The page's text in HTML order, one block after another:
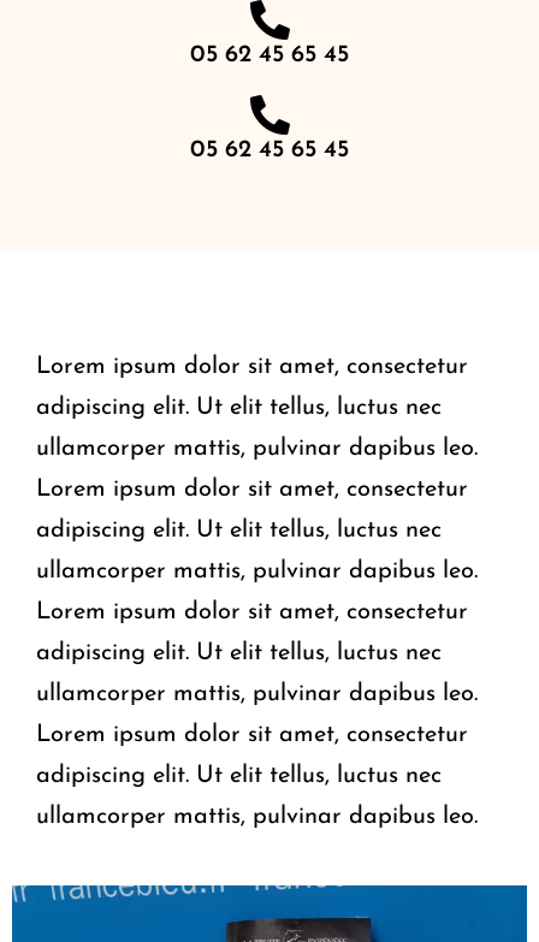
05 62 45 65 45
05 62 45 65 45
Lorem ipsum dolor sit amet, consectetur
adipiscing elit. Ut elit tellus, luctus nec
ullamcorper mattis, pulvinar dapibus leo.
Lorem ipsum dolor sit amet, consectetur
adipiscing elit. Ut elit tellus, luctus nec
ullamcorper mattis, pulvinar dapibus leo.
Lorem ipsum dolor sit amet, consectetur
adipiscing elit. Ut elit tellus, luctus nec
ullamcorper mattis, pulvinar dapibus leo.
Lorem ipsum dolor sit amet, consectetur
adipiscing elit. Ut elit tellus, luctus nec
ullamcorper mattis, pulvinar dapibus leo.